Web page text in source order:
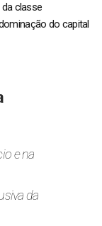
classe
do capital
e na
da